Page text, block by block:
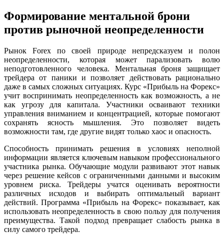
Формирование ментальной брони
против рыночной неопределенности
Рынок Forex по своей природе непредсказуем и полон
неопределенности, которая может парализовать волю
неподготовленного человека. Ментальная броня защищает
трейдера от паники и позволяет действовать рационально
даже в самых сложных ситуациях. Курс «Прибыль на Форекс»
учит воспринимать неопределенность как возможность, а не
как угрозу для капитала. Участники осваивают техники
управления вниманием и концентрацией, которые помогают
сохранять ясность мышления. Это позволяет видеть
возможности там, где другие видят только хаос и опасность.
Способность принимать решения в условиях неполной
информации является ключевым навыком профессионального
участника рынка. Обучающие модули развивают этот навык
через решение кейсов с ограниченными данными и высоким
уровнем риска. Трейдеры учатся оценивать вероятности
различных исходов и выбирать оптимальный вариант
действий. Программа «Прибыль на Форекс» показывает, как
использовать неопределенность в свою пользу для получения
преимущества. Такой подход превращает слабость рынка в
силу самого трейдера.